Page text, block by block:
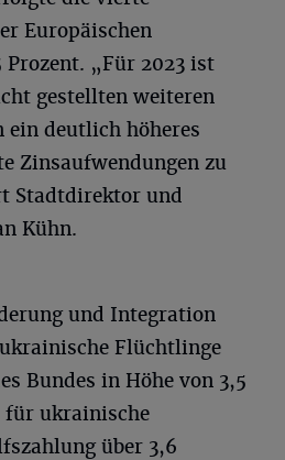
Europäischen
„Für 2023 ist
gestellten weiteren
ein deutlich höheres
Zinsaufwendungen zu
Stadtdirektor und
Kühn.
und Integration
Flüchtlinge
Bundes in Höhe von 3,5
ukrainische
über 3,6